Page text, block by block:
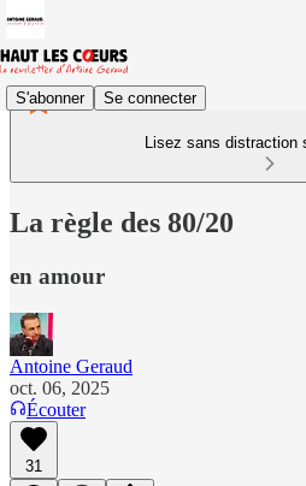
S'abonner Se connecter
Lisez sans distraction
La règle des 80/20
en amour
Antoine Geraud
oct. 06, 2025
Écouter
31